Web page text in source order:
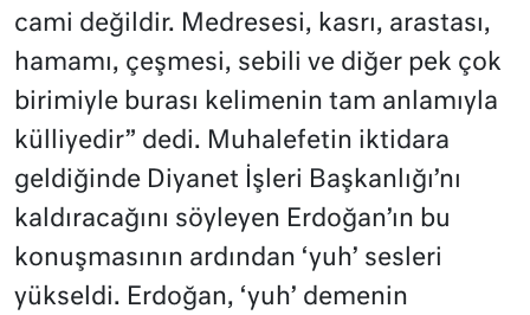
cami değildir. Medresesi, kasrı, arastası,
hamamı, çeşmesi, sebili ve diğer pek çok
birimiyle burası kelimenin tam anlamıyla
külliyedir” dedi. Muhalefetin iktidara
geldiğinde Diyanet İşleri Başkanlığı’nı
kaldıracağını söyleyen Erdoğan’ın bu
konuşmasının ardından ‘yuh’ sesleri
yükseldi. Erdoğan, ‘yuh’ demenin